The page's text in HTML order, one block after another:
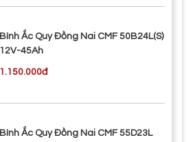
Bình Ắc Quy Đồng Nai CMF 50B24L(S)
12V-45Ah
1.150.000đ
Bình Ắc Quy Đồng Nai CMF 55D23L